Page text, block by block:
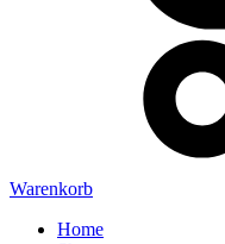
Warenkorb
Home